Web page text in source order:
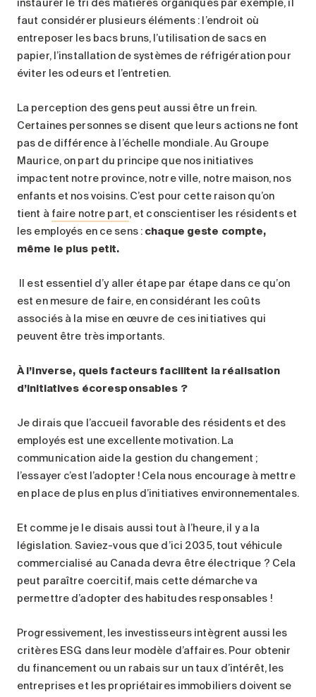
instaurer le tri des matières organiques par exemple, il
faut considérer plusieurs éléments : l’endroit où
entreposer les bacs bruns, l’utilisation de sacs en
papier, l’installation de systèmes de réfrigération pour
éviter les odeurs et l’entretien.
La perception des gens peut aussi être un frein.
Certaines personnes se disent que leurs actions ne font
pas de différence à l’échelle mondiale. Au Groupe
Maurice, on part du principe que nos initiatives
impactent notre province, notre ville, notre maison, nos
enfants et nos voisins. C’est pour cette raison qu’on
tient à faire notre part, et conscientiser les résidents et
les employés en ce sens : chaque geste compte,
même le plus petit.
Il est essentiel d’y aller étape par étape dans ce qu’on
est en mesure de faire, en considérant les coûts
associés à la mise en œuvre de ces initiatives qui
peuvent être très importants.
À l’inverse, quels facteurs facilitent la réalisation
d’initiatives écoresponsables ?
Je dirais que l’accueil favorable des résidents et des
employés est une excellente motivation. La
communication aide la gestion du changement ;
l’essayer c’est l’adopter ! Cela nous encourage à mettre
en place de plus en plus d’initiatives environnementales.
Et comme je le disais aussi tout à l’heure, il y a la
législation. Saviez-vous que d’ici 2035, tout véhicule
commercialisé au Canada devra être électrique ? Cela
peut paraître coercitif, mais cette démarche va
permettre d’adopter des habitudes responsables !
Progressivement, les investisseurs intègrent aussi les
critères ESG dans leur modèle d’affaires. Pour obtenir
du financement ou un rabais sur un taux d’intérêt, les
entreprises et les propriétaires immobiliers doivent se